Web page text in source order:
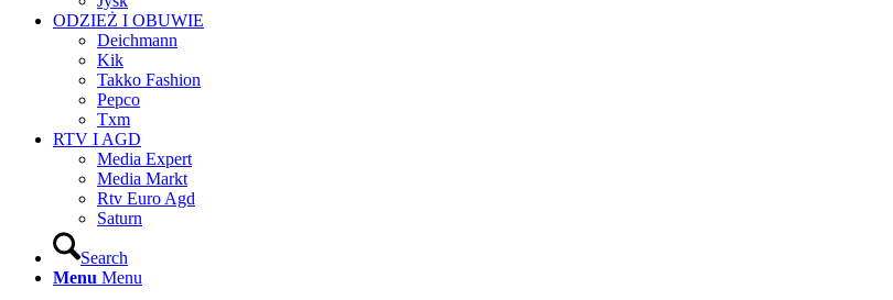
ODZIEŻ I OBUWIE
Deichmann
Kik
Takko Fashion
Pepco
Txm
RTV I AGD
Media Expert
Media Markt
Rtv Euro Agd
Saturn
Search
Menu Menu